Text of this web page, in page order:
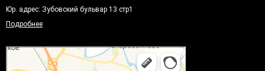
Юр. адрес: Зубовский бульвар 13 стр1
Подробнее